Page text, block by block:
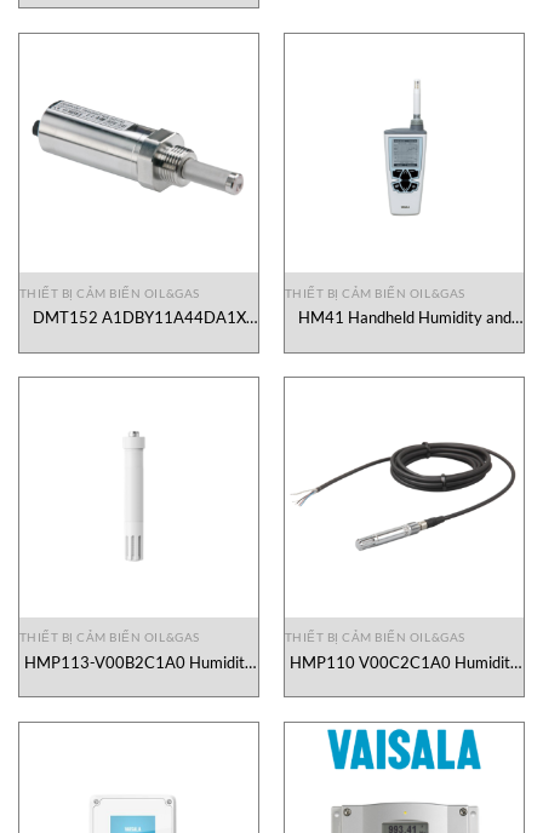
hạng5.00
5 sao
THIẾT BỊ CẢM BIẾN OIL&GAS
DMT152 A1DBY11A44DA1X
Vietnam
THIẾT BỊ CẢM BIẾN OIL&GAS
HM41 Handheld Humidity and
Vietnam
THIẾT BỊ CẢM BIẾN OIL&GAS
HMP113-V00B2C1A0 Humidity
Vietnam
THIẾT BỊ CẢM BIẾN OIL&GAS
HMP110 V00C2C1A0 Humidity
Vietnam